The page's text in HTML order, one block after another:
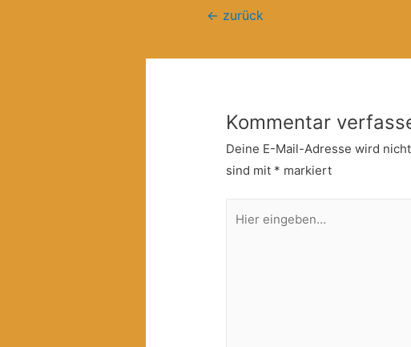
Beitragsnavigation
← zurück
Kommentar
Deine E-Mail-Adresse wird
sind mit * markiert
eingeben…